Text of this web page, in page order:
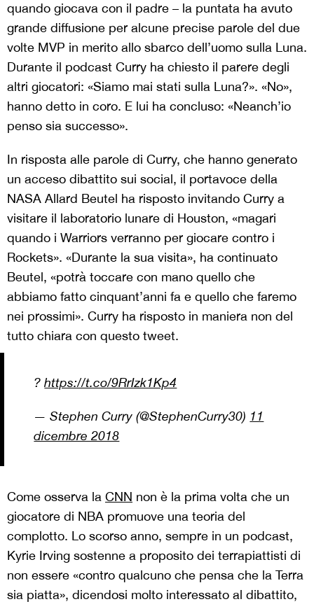
quando giocava con il padre – la puntata ha avuto
grande diffusione per alcune precise parole del due
volte MVP in merito allo sbarco dell’uomo sulla Luna.
Durante il podcast Curry ha chiesto il parere degli
altri giocatori: «Siamo mai stati sulla Luna?». «No»,
hanno detto in coro. E lui ha concluso: «Neanch’io
penso sia successo».
In risposta alle parole di Curry, che hanno generato
un acceso dibattito sui social, il portavoce della
NASA Allard Beutel ha risposto invitando Curry a
visitare il laboratorio lunare di Houston, «magari
quando i Warriors verranno per giocare contro i
Rockets». «Durante la sua visita», ha continuato
Beutel, «potrà toccare con mano quello che
abbiamo fatto cinquant’anni fa e quello che faremo
nei prossimi». Curry ha risposto in maniera non del
tutto chiara con questo tweet.
?https://t.co/9RrIzk1Kp4
— Stephen Curry (@StephenCurry30) 11
dicembre 2018
Come osserva la CNN non è la prima volta che un
giocatore di NBA promuove una teoria del
complotto. Lo scorso anno, sempre in un podcast,
Kyrie Irving sostenne a proposito dei terrapiattisti di
non essere «contro qualcuno che pensa che la Terra
sia piatta», dicendosi molto interessato al dibattito,